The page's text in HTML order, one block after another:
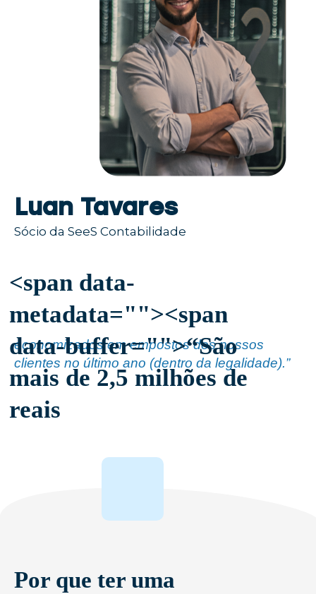
Luan Tavares
Sócio da SeeS Contabilidade
<span data-
metadata=""><span
data-buffer="">“São
mais de 2,5 milhões de
reais
economizados em empostos dos nossos
clientes no último ano (dentro da legalidade).”
Por que ter uma